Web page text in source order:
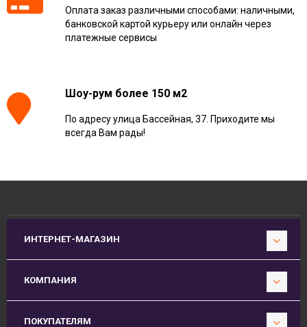
Оплата заказ различными способами: наличными,
банковской картой курьеру или онлайн через
платежные сервисы
Шоу-рум более 150 м2
По адресу улица Бассейная, 37. Приходите мы
всегда Вам рады!
ИНТЕРНЕТ-МАГАЗИН
КОМПАНИЯ
ПОКУПАТЕЛЯМ